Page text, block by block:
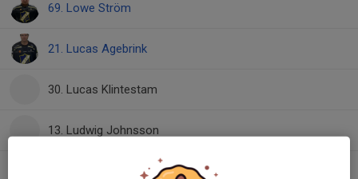
69. Lowe Ström
21. Lucas Agebrink
30. Lucas Klintestam
13. Ludwig Johnsson
93. Petrus Lindeborg